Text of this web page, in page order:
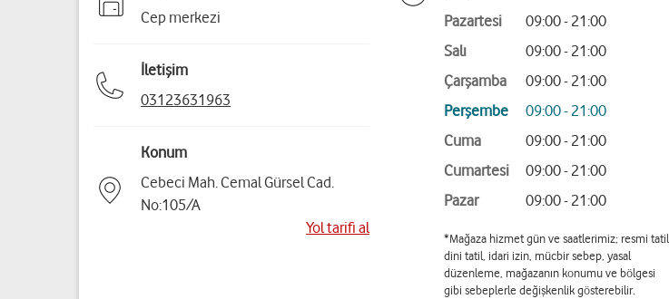
Cep merkezi
İletişim
03123631963
Konum
Cebeci Mah. Cemal Gürsel Cad.
No:105/A
Yol tarifi al
Pazartesi
09:00 - 21:00
Salı
09:00 - 21:00
Çarşamba
09:00 - 21:00
Perşembe
09:00 - 21:00
Cuma
09:00 - 21:00
Cumartesi
09:00 - 21:00
Pazar
09:00 - 21:00
*Mağaza hizmet gün ve saatlerimiz; resmi tatil,
dini tatil, idari izin, mücbir sebep, yasal
düzenleme, mağazanın konumu ve bölgesi
gibi sebeplerle değişkenlik gösterebilir.